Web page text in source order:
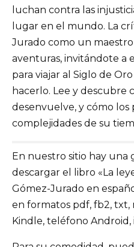
luchan contra las
lugar en el mundo. La
Jurado como un
aventuras, invitándote a
para viajar al Siglo de
hacerlo. Lee y descubre
desenvuelve, y cómo
complejidades de su
En nuestro sitio hay una
descargar el libro «La
Gómez-Jurado en
en formatos pdf, fb2, txt,
Kindle, teléfono Android,